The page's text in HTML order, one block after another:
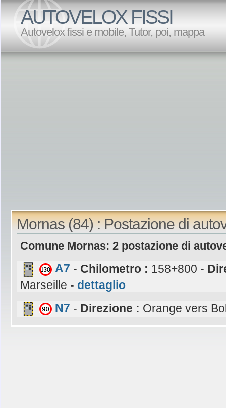
AUTOVELOX FISSI
Autovelox fissi e mobile, Tutor, poi, mappa
Mornas (84) : Postazione di
Comune Mornas: 2 postazione di
A7 - Chilometro : 158+800 -
Marseille - dettaglio
N7 - Direzione : Orange vers